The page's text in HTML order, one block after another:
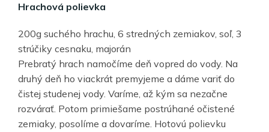
Hrachová polievka
200g suchého hrachu, 6 stredných zemiakov, soľ, 3
strúčiky cesnaku, majorán
Prebratý hrach namočíme deň vopred do vody. Na
druhý deň ho viackrát premyjeme a dáme variť do
čistej studenej vody. Varíme, až kým sa nezačne
rozvárať. Potom primiešame postrúhané očistené
zemiaky, posolíme a dovaríme. Hotovú polievku